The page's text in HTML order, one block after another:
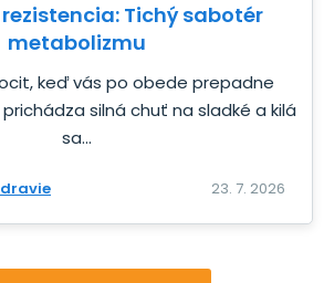
Tichý sabotér
metabolizmu
keď vás po obede prepadne
silná chuť na sladké a kilá
sa...
23. 7. 2026